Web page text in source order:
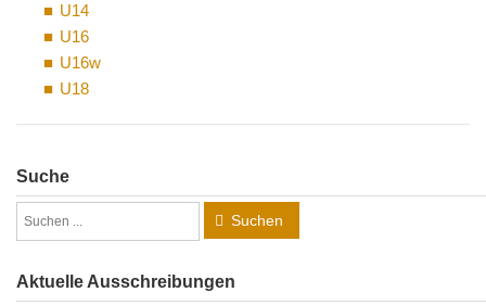
U14
U16
U16w
U18
Suche
Suchen
Aktuelle Ausschreibungen